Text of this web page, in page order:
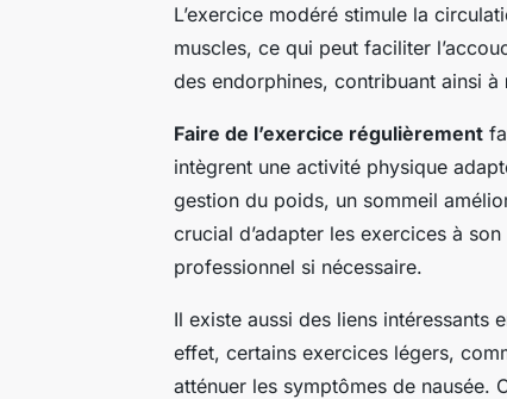
L’exercice modéré stimule la
muscles, ce qui peut faciliter
des endorphines, contribuant ainsi à
Faire de l’exercice régulièrement
intègrent une activité physique
gestion du poids, un sommeil
crucial d’adapter les exercices à
professionnel si nécessaire.
Il existe aussi des liens intéressants
effet, certains exercices légers,
atténuer les symptômes de nausée.